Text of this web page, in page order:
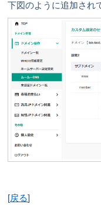
下図のように追加され
[戻る]